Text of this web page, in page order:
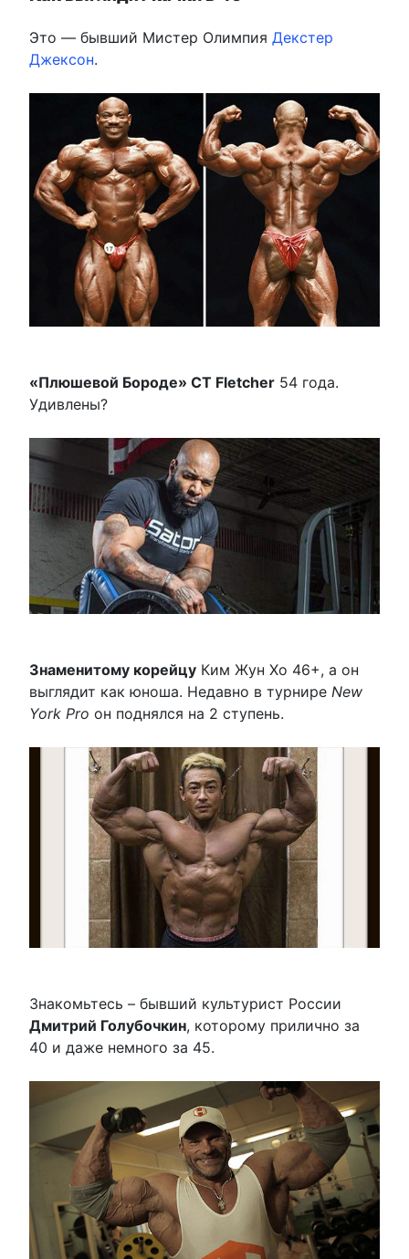
Это — бывший Мистер Олимпия Декстер
Джексон.
«Плюшевой Бороде» CT Fletcher 54 года.
Удивлены?
Знаменитому корейцу Ким Жун Хо 46+, а он
выглядит как юноша. Недавно в турнире New
York Pro он поднялся на 2 ступень.
Знакомьтесь – бывший культурист России
Дмитрий Голубочкин, которому прилично за
40 и даже немного за 45.